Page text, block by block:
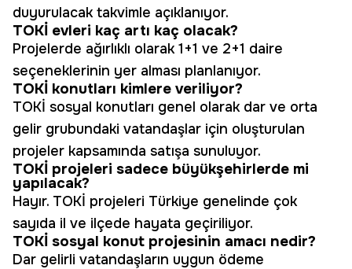
duyurulacak takvimle açıklanıyor.
TOKİ evleri kaç artı kaç olacak?
Projelerde ağırlıklı olarak 1+1 ve 2+1 daire
seçeneklerinin yer alması planlanıyor.
TOKİ konutları kimlere veriliyor?
TOKİ sosyal konutları genel olarak dar ve orta
gelir grubundaki vatandaşlar için oluşturulan
projeler kapsamında satışa sunuluyor.
TOKİ projeleri sadece büyükşehirlerde mi
yapılacak?
Hayır. TOKİ projeleri Türkiye genelinde çok
sayıda il ve ilçede hayata geçiriliyor.
TOKİ sosyal konut projesinin amacı nedir?
Dar gelirli vatandaşların uygun ödeme